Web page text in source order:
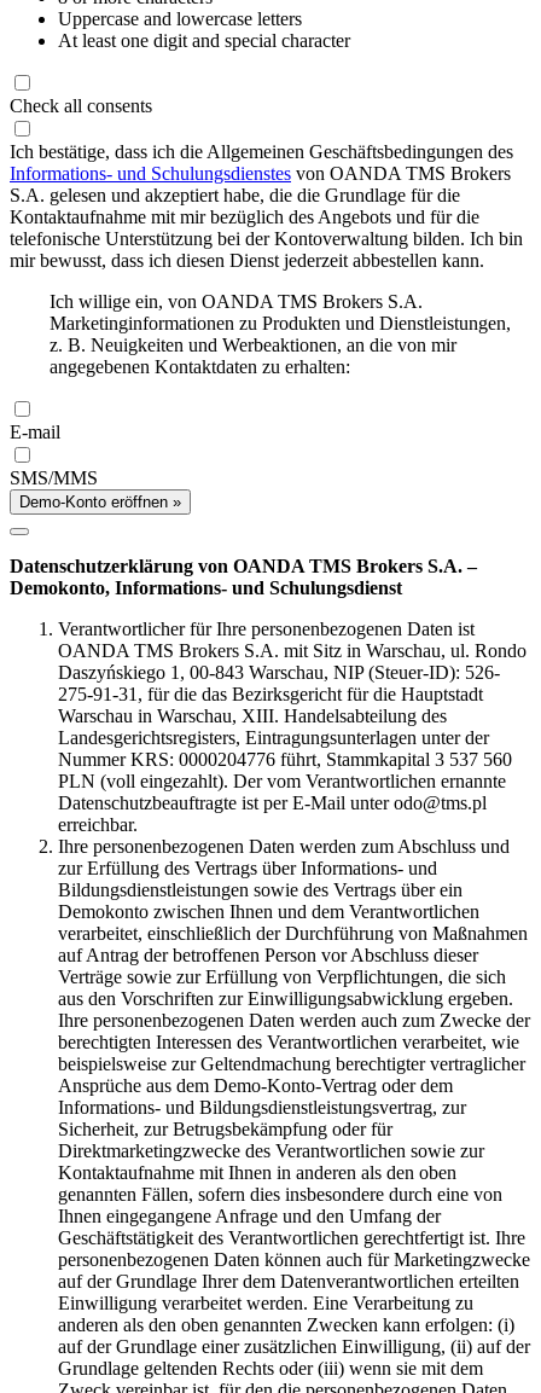
Uppercase and lowercase letters
At least one digit and special character
Check all consents
Ich bestätige, dass ich die Allgemeinen Geschäftsbedingungen des
Informations- und Schulungsdienstes von OANDA TMS Brokers
S.A. gelesen und akzeptiert habe, die die Grundlage für die
Kontaktaufnahme mit mir bezüglich des Angebots und für die
telefonische Unterstützung bei der Kontoverwaltung bilden. Ich bin
mir bewusst, dass ich diesen Dienst jederzeit abbestellen kann.
Ich willige ein, von OANDA TMS Brokers S.A.
Marketinginformationen zu Produkten und Dienstleistungen,
z. B. Neuigkeiten und Werbeaktionen, an die von mir
angegebenen Kontaktdaten zu erhalten:
E-mail
SMS/MMS
Demo-Konto eröffnen »
Datenschutzerklärung von OANDA TMS Brokers S.A. –
Demokonto, Informations- und Schulungsdienst
Verantwortlicher für Ihre personenbezogenen Daten ist
OANDA TMS Brokers S.A. mit Sitz in Warschau, ul. Rondo
Daszyńskiego 1, 00-843 Warschau, NIP (Steuer-ID): 526-
275-91-31, für die das Bezirksgericht für die Hauptstadt
Warschau in Warschau, XIII. Handelsabteilung des
Landesgerichtsregisters, Eintragungsunterlagen unter der
Nummer KRS: 0000204776 führt, Stammkapital 3 537 560
PLN (voll eingezahlt). Der vom Verantwortlichen ernannte
Datenschutzbeauftragte ist per E-Mail unter odo@tms.pl
erreichbar.
Ihre personenbezogenen Daten werden zum Abschluss und
zur Erfüllung des Vertrags über Informations- und
Bildungsdienstleistungen sowie des Vertrags über ein
Demokonto zwischen Ihnen und dem Verantwortlichen
verarbeitet, einschließlich der Durchführung von Maßnahmen
auf Antrag der betroffenen Person vor Abschluss dieser
Verträge sowie zur Erfüllung von Verpflichtungen, die sich
aus den Vorschriften zur Einwilligungsabwicklung ergeben.
Ihre personenbezogenen Daten werden auch zum Zwecke der
berechtigten Interessen des Verantwortlichen verarbeitet, wie
beispielsweise zur Geltendmachung berechtigter vertraglicher
Ansprüche aus dem Demo-Konto-Vertrag oder dem
Informations- und Bildungsdienstleistungsvertrag, zur
Sicherheit, zur Betrugsbekämpfung oder für
Direktmarketingzwecke des Verantwortlichen sowie zur
Kontaktaufnahme mit Ihnen in anderen als den oben
genannten Fällen, sofern dies insbesondere durch eine von
Ihnen eingegangene Anfrage und den Umfang der
Geschäftstätigkeit des Verantwortlichen gerechtfertigt ist. Ihre
personenbezogenen Daten können auch für Marketingzwecke
auf der Grundlage Ihrer dem Datenverantwortlichen erteilten
Einwilligung verarbeitet werden. Eine Verarbeitung zu
anderen als den oben genannten Zwecken kann erfolgen: (i)
auf der Grundlage einer zusätzlichen Einwilligung, (ii) auf der
Grundlage geltenden Rechts oder (iii) wenn sie mit dem